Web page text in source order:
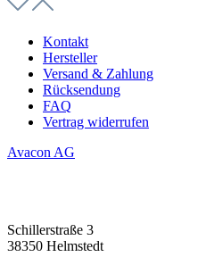
Kontakt
Hersteller
Versand & Zahlung
Rücksendung
FAQ
Vertrag widerrufen
Avacon AG
Schillerstraße 3
38350 Helmstedt